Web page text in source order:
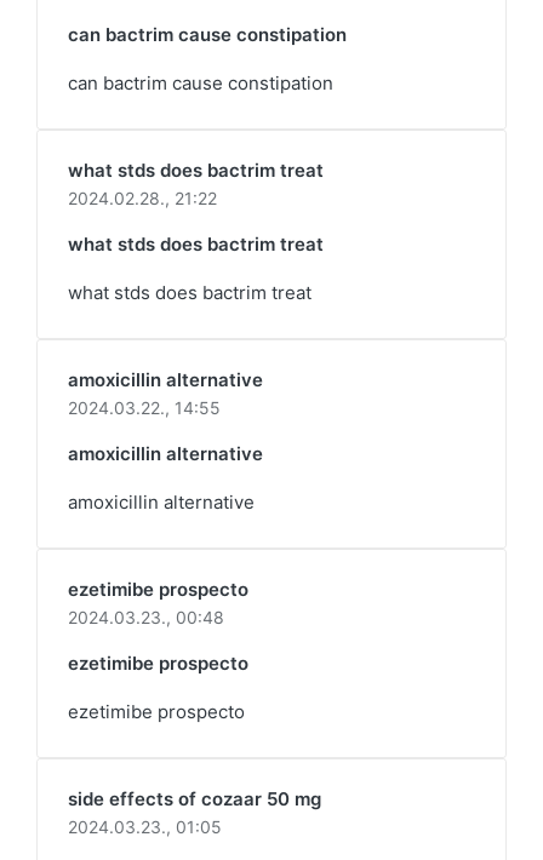
can bactrim cause constipation
can bactrim cause constipation
what stds does bactrim treat
2024.02.28., 21:22
what stds does bactrim treat
what stds does bactrim treat
amoxicillin alternative
2024.03.22., 14:55
amoxicillin alternative
amoxicillin alternative
ezetimibe prospecto
2024.03.23., 00:48
ezetimibe prospecto
ezetimibe prospecto
side effects of cozaar 50 mg
2024.03.23., 01:05